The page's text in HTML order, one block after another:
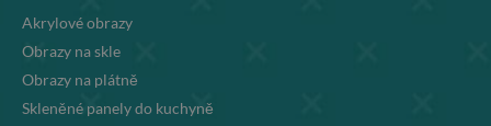
Akrylové obrazy
Obrazy na skle
Obrazy na plátně
Skleněné panely do kuchyně